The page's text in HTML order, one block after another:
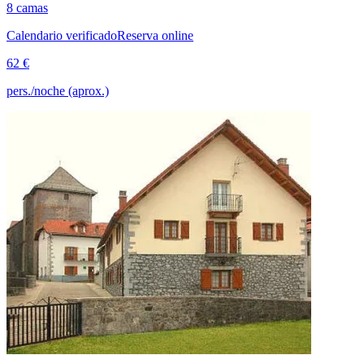
8 camas
Calendario verificadoReserva online
62 €
pers./noche (aprox.)